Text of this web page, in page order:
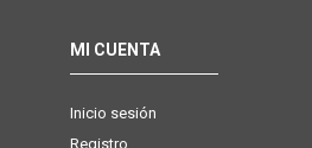
MI CUENTA
Inicio sesión
Registro